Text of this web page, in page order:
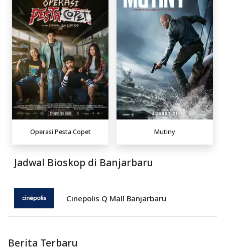
Operasi Pesta Copet Mutiny
Jadwal Bioskop di Banjarbaru
Cinepolis Q Mall Banjarbaru
Berita Terbaru